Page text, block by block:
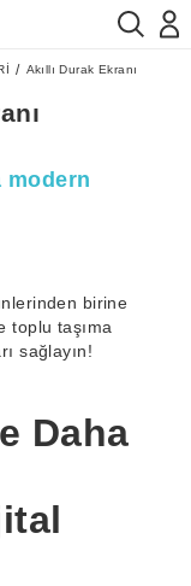
Akıllı Durak Ekranı
modern
birine
toplu taşıma
sağlayın!
Daha